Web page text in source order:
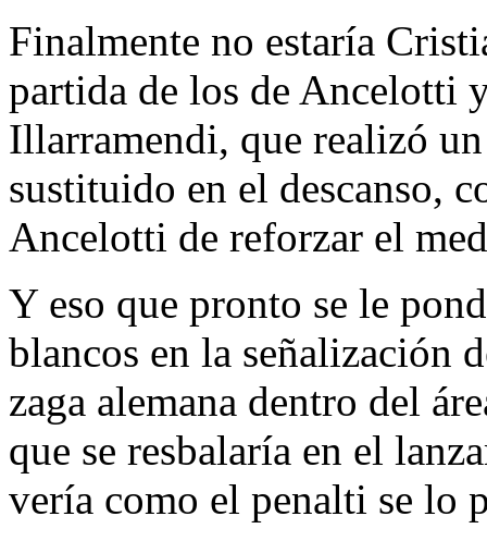
Finalmente no estaría
partida de los de Ancelotti
Illarramendi, que realizó
sustituido en el descanso,
Ancelotti de reforzar el
Y eso que pronto se le
blancos en la señalización
zaga alemana dentro del
que se resbalaría en el
vería como el penalti se lo